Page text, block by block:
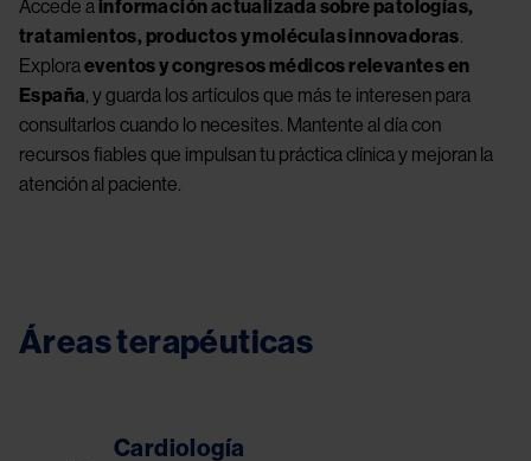
Accede a información actualizada sobre patologías,
tratamientos, productos y moléculas innovadoras.
Explora eventos y congresos médicos relevantes en
España, y guarda los artículos que más te interesen para
consultarlos cuando lo necesites. Mantente al día con
recursos fiables que impulsan tu práctica clínica y mejoran la
atención al paciente.
Áreas terapéuticas
Cardiología